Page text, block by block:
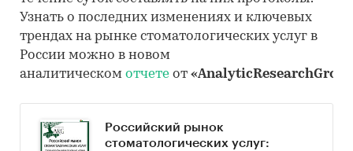
Узнать о последних изменениях и ключевых
трендах на рынке стоматологических услуг в
России можно в новом
аналитическом отчете от
Российский рынок
стоматологических услуг: